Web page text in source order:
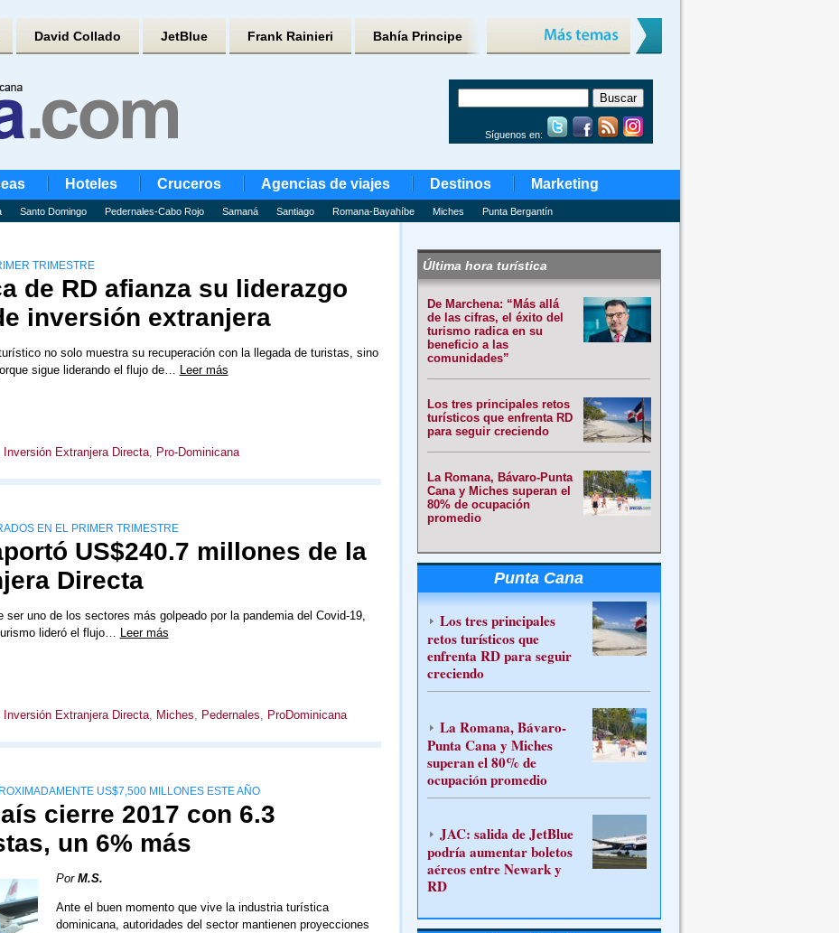
David Collado JetBlue Frank Rainieri Bahía Principe
Síguenos en:
Hoteles Cruceros Agencias de viajes Destinos Marketing
Santo Domingo Pedernales-Cabo Rojo Samaná Santiago Romana-Bayahíbe Miches Punta Bergantín
TRIMESTRE
de RD afianza su liderazgo
inversión extranjera
no solo muestra su recuperación con la llegada de turistas, sino
sigue liderando el flujo de… Leer más
Inversión Extranjera Directa, Pro-Dominicana
EN EL PRIMER TRIMESTRE
US$240.7 millones de la
Directa
ser uno de los sectores más golpeado por la pandemia del Covid-19,
lideró el flujo… Leer más
Inversión Extranjera Directa, Miches, Pedernales, ProDominicana
US$7,500 MILLONES ESTE AÑO
cierre 2017 con 6.3
un 6% más
Por M.S.
Ante el buen momento que vive la industria turística
dominicana, autoridades del sector mantienen proyecciones
Última hora turística
De Marchena: “Más allá
de las cifras, el éxito del
turismo radica en su
beneficio a las
comunidades”
Los tres principales retos
turísticos que enfrenta RD
para seguir creciendo
La Romana, Bávaro-Punta
Cana y Miches superan el
80% de ocupación
promedio
Punta Cana
Los tres principales
retos turísticos que
enfrenta RD para seguir
creciendo
La Romana, Bávaro-
Punta Cana y Miches
superan el 80% de
ocupación promedio
JAC: salida de JetBlue
podría aumentar boletos
aéreos entre Newark y
RD